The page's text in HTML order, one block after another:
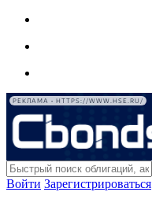
РЕКЛАМА • HTTPS://WWW.HSE.RU/
Войти Зарегистрироваться